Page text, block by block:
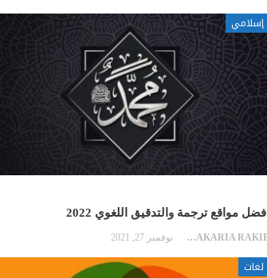
إسلامي
افضل مواقع ترجمة والتدقيق اللغوي 2022
ZAKARIA RAKIB نوفمبر 27, 2021
لغات